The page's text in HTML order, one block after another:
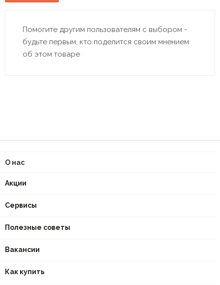
Помогите другим пользователям с выбором -
будьте первым, кто поделится своим мнением
об этом товаре
О нас
Акции
Сервисы
Полезные советы
Вакансии
Как купить